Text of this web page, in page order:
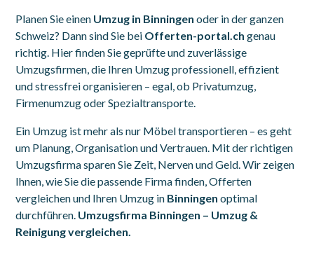
Planen Sie einen Umzug in Binningen oder in der ganzen
Schweiz? Dann sind Sie bei Offerten-portal.ch genau
richtig. Hier finden Sie geprüfte und zuverlässige
Umzugsfirmen, die Ihren Umzug professionell, effizient
und stressfrei organisieren – egal, ob Privatumzug,
Firmenumzug oder Spezialtransporte.
Ein Umzug ist mehr als nur Möbel transportieren – es geht
um Planung, Organisation und Vertrauen. Mit der richtigen
Umzugsfirma sparen Sie Zeit, Nerven und Geld. Wir zeigen
Ihnen, wie Sie die passende Firma finden, Offerten
vergleichen und Ihren Umzug in Binningen optimal
durchführen. Umzugsfirma Binningen – Umzug &
Reinigung vergleichen.